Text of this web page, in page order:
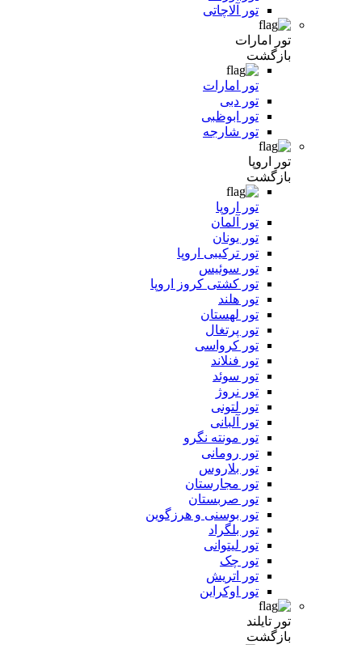
تور آلاچاتی
تور امارات
بازگشت
تور امارات
تور دبی
تور ابوظبی
تور شارجه
تور اروپا
بازگشت
تور اروپا
تور آلمان
تور یونان
تور ترکیبی اروپا
تور سوئیس
تور کشتی کروز اروپا
تور هلند
تور لهستان
تور پرتغال
تور کرواسی
تور فنلاند
تور سوئد
تور نروژ
تور لتونی
تور آلبانی
تور مونته نگرو
تور رومانی
تور بلاروس
تور مجارستان
تور صربستان
تور بوسنی و هرزگوین
تور بلگراد
تور لیتوانی
تور چک
تور اتریش
تور اوکراین
تور تایلند
بازگشت